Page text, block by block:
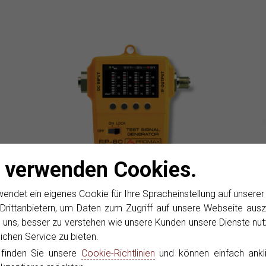
Cookies.
ein eigenes Cookie für Ihre Spracheinstellung auf
um Daten zum Zugriff auf unsere Webseite
besser zu verstehen wie unsere Kunden unsere Dienste
Service zu bieten.
Sie unsere Cookie-Richtlinien und können einfach
RP-080
Pilottongenerator
Erzeugt bis zu 4 unabhängige Pilotträger mit
wählbarem Pegel.